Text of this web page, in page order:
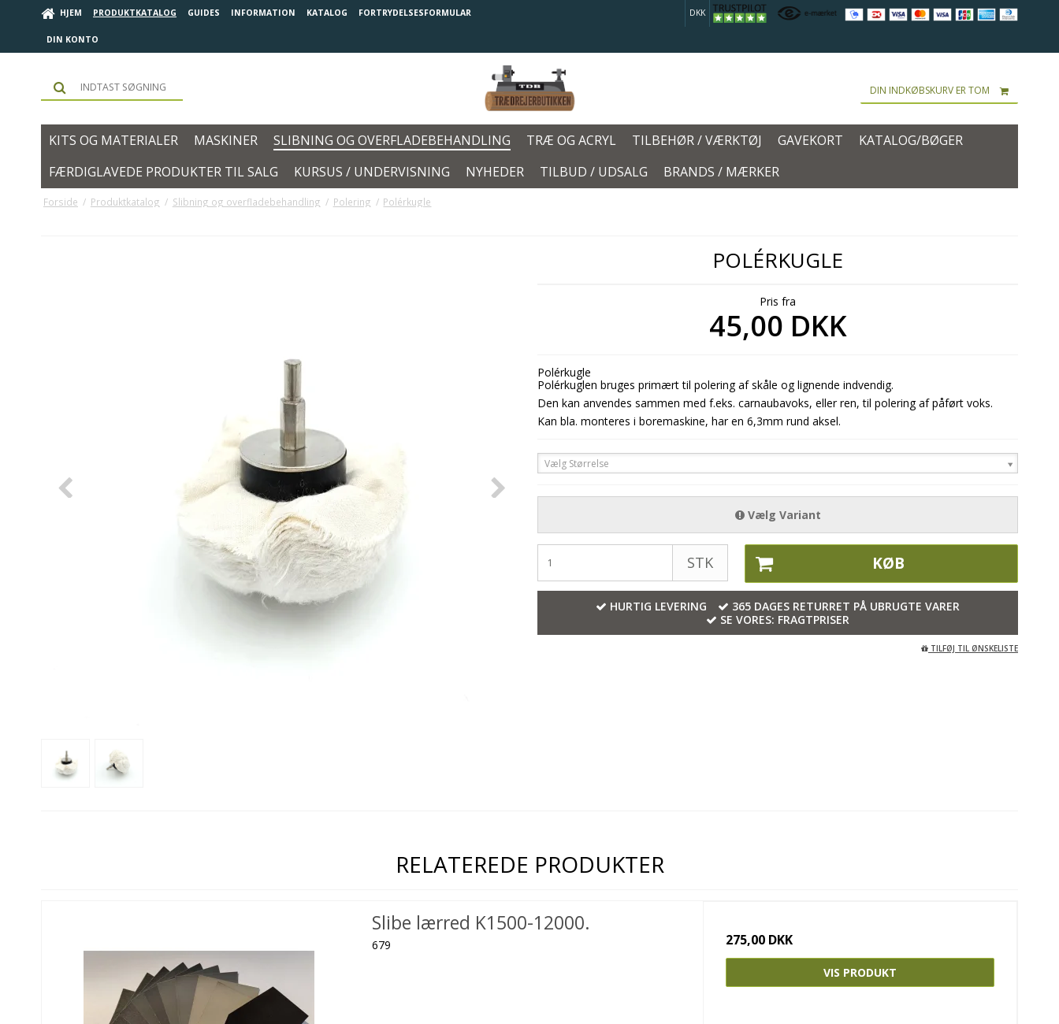
HJEM PRODUKTKATALOG GUIDES INFORMATION KATALOG FORTRYDELSESFORMULAR
DIN KONTO
DKK
DIN INDKØBSKURV ER TOM
KITS OG MATERIALER MASKINER SLIBNING OG OVERFLADEBEHANDLING TRÆ OG ACRYL TILBEHØR / VÆRKTØJ GAVEKORT
KATALOG/BØGER
FÆRDIGLAVEDE PRODUKTER TIL SALG
KURSUS / UNDERVISNING NYHEDER TILBUD / UDSALG BRANDS / MÆRKER
Forside / Produktkatalog / Slibning og overfladebehandling / Polering / Polérkugle
POLÉRKUGLE
Pris fra
45,00 DKK
Polérkugle
Polérkuglen bruges primært til polering af skåle og lignende indvendig.
Den kan anvendes sammen med f.eks. carnaubavoks, eller ren, til polering af påført voks.
Kan bla. monteres i boremaskine, har en 6,3mm rund aksel.
Vælg Størrelse
Vælg Variant
STK KØB
HURTIG LEVERING
365 DAGES RETURRET PÅ UBRUGTE VARER
SE VORES: FRAGTPRISER
TILFØJ TIL ØNSKELISTE
RELATEREDE PRODUKTER
Slibe lærred K1500-12000.
679 275,00 DKK
VIS PRODUKT